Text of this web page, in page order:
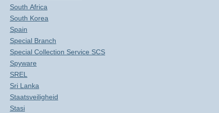
South Africa
South Korea
Spain
Special Branch
Special Collection Service SCS
Spyware
SREL
Sri Lanka
Staatsveiligheid
Stasi